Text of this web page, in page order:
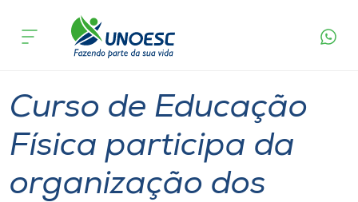
Cursos
Pesquisa
Atendimento ao Estudante
acontece
Curso de Educação
Física participa da
organização dos